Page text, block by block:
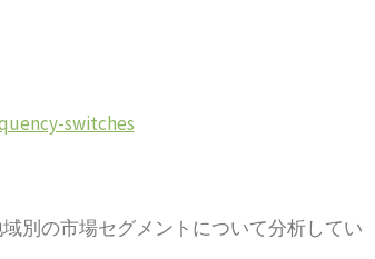
switches
別の市場セグメントについて分析してい